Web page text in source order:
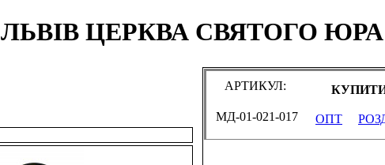
ЦЕРКВА СВЯТОГО ЮРА
АРТИКУЛ:
МД-01-021-017 ОПТ